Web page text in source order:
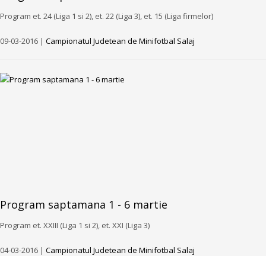
Program et. 24 (Liga 1 si 2), et. 22 (Liga 3), et. 15 (Liga firmelor)
09-03-2016 | Campionatul Judetean de Minifotbal Salaj
Program saptamana 1 - 6 martie
Program et. XXIII (Liga 1 si 2), et. XXI (Liga 3)
04-03-2016 | Campionatul Judetean de Minifotbal Salaj